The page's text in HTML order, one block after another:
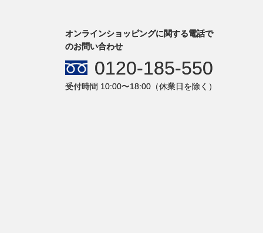
オンラインショッピングに関する電話で
のお問い合わせ
0120-185-550
受付時間 10:00〜18:00（休業日を除く）